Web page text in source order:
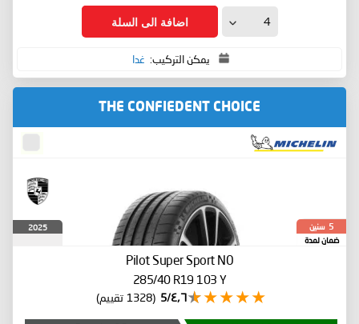
اضافة الى السلة
يمكن التركيب: غدا
THE CONFIEDENT CHOICE
5 سنين
ضمان لمدة
2025
Pilot Super Sport N0
285/40 R19 103 Y
٤٫٦/5 (1328 تقييم)